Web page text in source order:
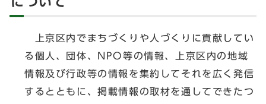
上京区内でまちづくりや人づくりに貢献してい
る個人、団体、NPO等の情報、上京区内の地域
情報及び行政等の情報を集約してそれを広く発信
するとともに、掲載情報の取材を通してできたつ